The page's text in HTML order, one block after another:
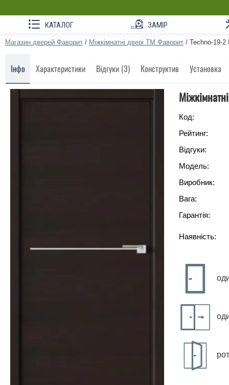
КАТАЛОГ ЗАМІР
Магазин дверей Фаворит / Міжкімнатні двері ТМ Фаворит / Techno-19-2
Інфо Характеристики Відгуки (3) Конструктив Установка
Код:
Рейтинг:
Відгуки:
Модель:
Виробник:
Вага:
Гарантія:
Наявність: